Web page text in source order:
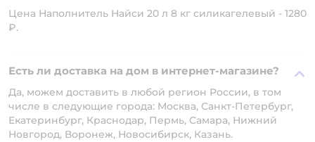
Цена Наполнитель Найси 20 л 8 кг силикагелевый - 1280
₽.
Есть ли доставка на дом в интернет-магазине?
Да, можем доставить в любой регион России, в том
числе в следующие города: Москва, Санкт-Петербург,
Екатеринбург, Краснодар, Пермь, Самара, Нижний
Новгород, Воронеж, Новосибирск, Казань.